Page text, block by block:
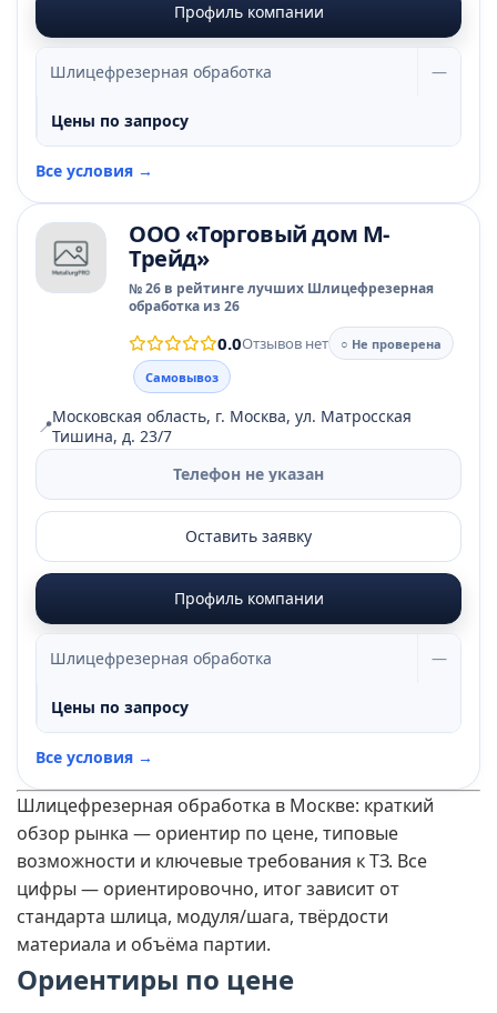
Профиль компании
Шлицефрезерная обработка —
Цены по запросу
Все условия →
ООО «Торговый дом М-
Трейд»
№ 26 в рейтинге лучших Шлицефрезерная
обработка из 26
0.0Отзывов нет
○ Не проверена
Самовывоз
📍Московская область, г. Москва, ул. Матросская
Тишина, д. 23/7
Телефон не указан
Оставить заявку
Профиль компании
Шлицефрезерная обработка —
Цены по запросу
Все условия →
Шлицефрезерная обработка в Москве: краткий
обзор рынка — ориентир по цене, типовые
возможности и ключевые требования к ТЗ. Все
цифры — ориентировочно, итог зависит от
стандарта шлица, модуля/шага, твёрдости
материала и объёма партии.
Ориентиры по цене